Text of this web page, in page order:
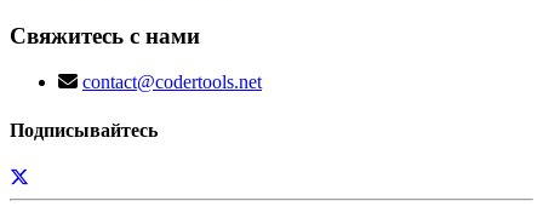
Свяжитесь с нами
contact@codertools.net
Подписывайтесь